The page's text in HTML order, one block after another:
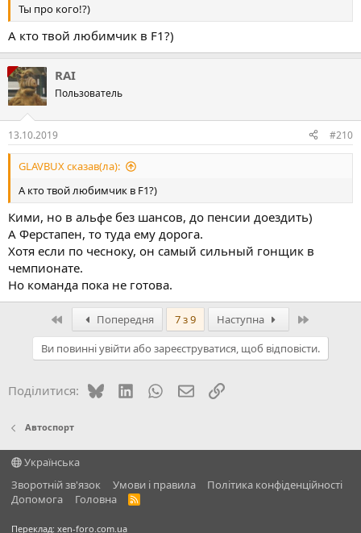
Ты про кого!?)
А кто твой любимчик в F1?)
RAI
Пользователь
13.10.2019 #210
GLAVBUX сказав(ла):
А кто твой любимчик в F1?)
Кими, но в альфе без шансов, до пенсии доездить)
А Ферстапен, то туда ему дорога.
Хотя если по чесноку, он самый сильный гонщик в
чемпионате.
Но команда пока не готова.
ПершийПопередня 7 з 9 Наступна
Ви повинні увійти або зареєструватися, щоб відповісти.
Поділитися: BlueskyLinkedInWhatsApp
E-mailПосилання
Автоспорт
Українська
Зворотній зв'язок
Умови і правила
Політика конфіденційності
Дoпoмoга
Головна
R
Переклад: xen-foro.com.ua